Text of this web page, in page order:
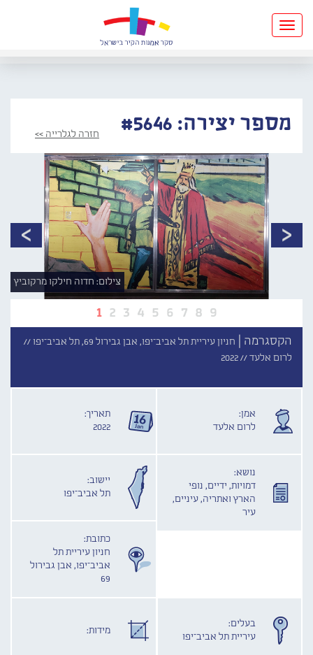
Toggle
navigation
מספר יצירה: #5646 חזרה לגלרייה >>
1 2 3 4 5 6 7 8 9
צילום: חדוה חילקו מרקוביץ
הקסגרמה |
חניון עיריית תל אביב־יפו, אבן גבירול 69, תל אביב־יפו //
לרום אלעד //2022
אמן:
לרום אלעד
תאריך:
2022
נושא:
דמויות, ידיים, נופי
הארץ ואתריה, עיניים,
עיר
יישוב:
תל אביב־יפו
כתובת:
חניון עיריית תל
אביב־יפו, אבן גבירול
69
בעלים:
עיריית תל אביב־יפו
מידות: